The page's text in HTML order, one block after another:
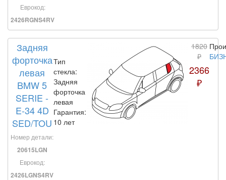
Еврокод:
2426RGNS4RV
Задняя
форточка
левая
BMW 5
SERIE -
E-34 4D
SED/TOU
Номер детали:
20615LGN
Еврокод:
2426LGNS4RV
Тип
стекла:
Задняя
форточка
левая
Гарантия:
10 лет
1820
₽
2366
₽